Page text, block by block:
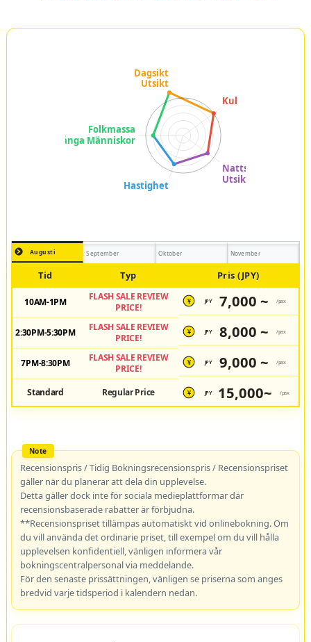
Augusti September Oktober November
Tid Typ Pris (JPY)
10AM-1PM
FLASH SALE REVIEW
PRICE!
¥ JPY 7,000 ~ /pax
2:30PM-5:30PM
FLASH SALE REVIEW
PRICE!
¥ JPY 8,000 ~ /pax
7PM-8:30PM
FLASH SALE REVIEW
PRICE!
¥ JPY 9,000 ~ /pax
Standard Regular Price ¥ JPY 15,000~ /pax
Recensionspris / Tidig Bokningsrecensionspris / Recensionspriset
gäller när du planerar att dela din upplevelse.
Detta gäller dock inte för sociala medieplattformar där
recensionsbaserade rabatter är förbjudna.
**Recensionspriset tillämpas automatiskt vid onlinebokning. Om
du vill använda det ordinarie priset, till exempel om du vill hålla
upplevelsen konfidentiell, vänligen informera vår
bokningscentralpersonal via meddelande.
För den senaste prissättningen, vänligen se priserna som anges
bredvid varje tidsperiod i kalendern nedan.